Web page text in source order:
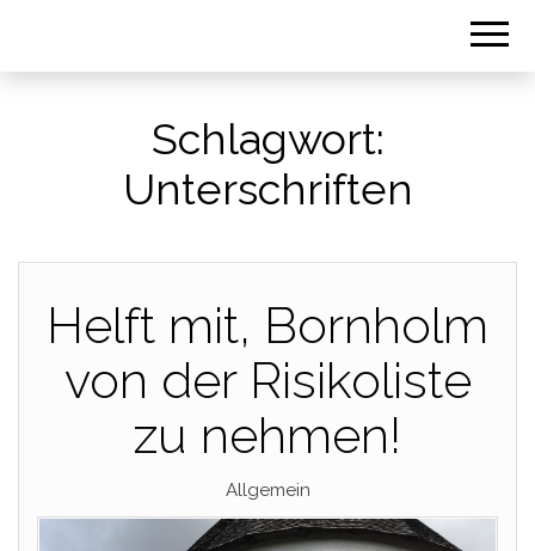
Schlagwort:
Unterschriften
Helft mit, Bornholm
von der Risikoliste
zu nehmen!
Allgemein